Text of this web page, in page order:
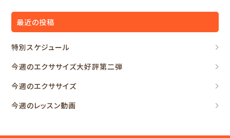
最近の投稿
特別スケジュール
今週のエクササイズ大好評第二弾
今週のエクササイズ
今週のレッスン動画